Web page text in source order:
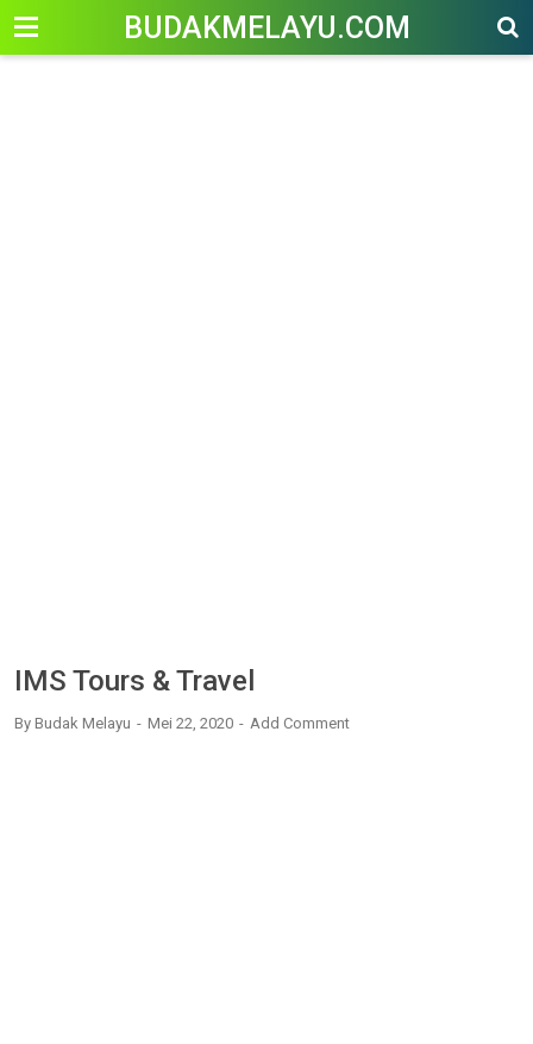
--> BUDAKMELAYU.COM
IMS Tours & Travel
By Budak Melayu Mei 22, 2020 Add Comment